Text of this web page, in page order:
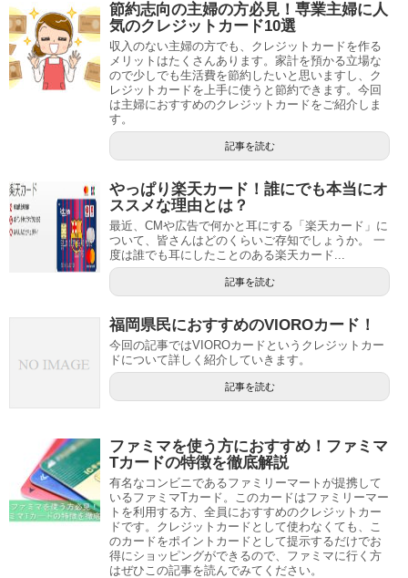
節約志向の主婦の方必見！専業主婦に人
気のクレジットカード10選
収入のない主婦の方でも、クレジットカードを作る
メリットはたくさんあります。家計を預かる立場な
ので少しでも生活費を節約したいと思いますし、ク
レジットカードを上手に使うと節約できます。今回
は主婦におすすめのクレジットカードをご紹介しま
す。
記事を読む
やっぱり楽天カード！誰にでも本当にオ
ススメな理由とは？
最近、CMや広告で何かと耳にする「楽天カード」に
ついて、皆さんはどのくらいご存知でしょうか。 一
度は誰でも耳にしたことのある楽天カード...
記事を読む
福岡県民におすすめのVIOROカード！
今回の記事ではVIOROカードというクレジットカー
ドについて詳しく紹介していきます。
記事を読む
ファミマを使う方におすすめ！ファミマ
Tカードの特徴を徹底解説
有名なコンビニであるファミリーマートが提携して
いるファミマTカード。このカードはファミリーマー
トを利用する方、全員におすすめのクレジットカー
ドです。クレジットカードとして使わなくても、こ
のカードをポイントカードとして提示するだけでお
得にショッピングができるので、ファミマに行く方
はぜひこの記事を読んでみてください。